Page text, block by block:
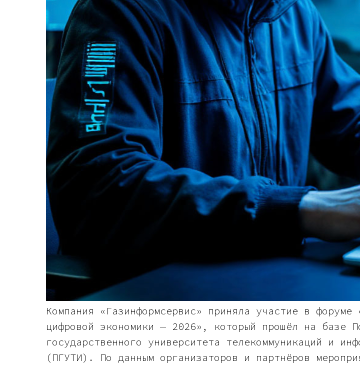
Компания «Газинформсервис» приняла участие в форуме
цифровой экономики — 2026», который прошёл на базе
государственного университета телекоммуникаций и
(ПГУТИ). По данным организаторов и партнёров